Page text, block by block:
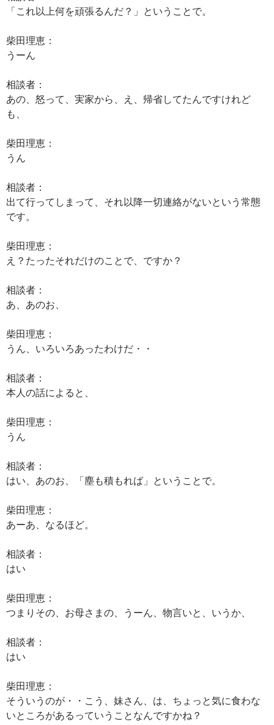
「これ以上何を頑張るんだ？」ということで。
柴田理恵：
うーん
相談者：
あの、怒って、実家から、え、帰省してたんですけれど
も、
柴田理恵：
うん
相談者：
出て行ってしまって、それ以降一切連絡がないという常態
です。
柴田理恵：
え？たったそれだけのことで、ですか？
相談者：
あ、あのお、
柴田理恵：
うん、いろいろあったわけだ・・
相談者：
本人の話によると、
柴田理恵：
うん
相談者：
はい、あのお、「塵も積もれば」ということで。
柴田理恵：
あーあ、なるほど。
相談者：
はい
柴田理恵：
つまりその、お母さまの、うーん、物言いと、いうか、
相談者：
はい
柴田理恵：
そういうのが・・こう、妹さん、は、ちょっと気に食わな
いところがあるっていうことなんですかね？